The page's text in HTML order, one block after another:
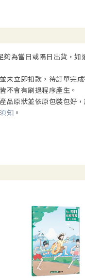
為當日或隔日出貨，
未立即扣款，待訂單完
不會有刷退程序產生。
品原狀並依原包裝包好
知 。